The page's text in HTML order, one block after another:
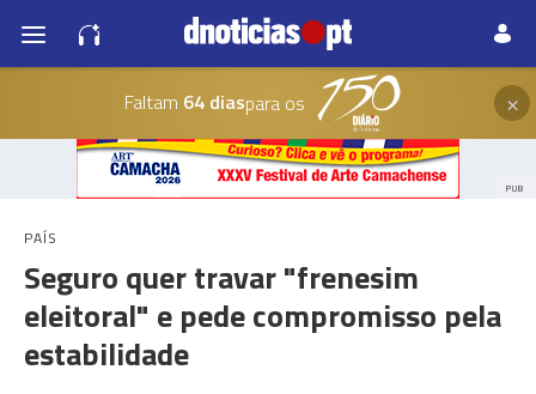
Faltam 64 diaspara os ×
PUB
PAÍS
Seguro quer travar "frenesim
eleitoral" e pede compromisso pela
estabilidade